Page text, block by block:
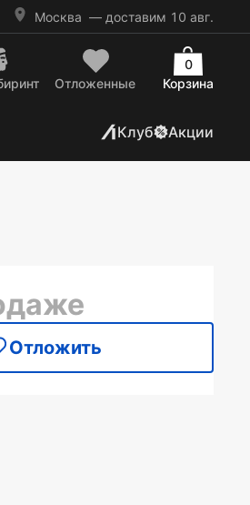
Москва — доставим 10 авг.
Отложенные Корзина
0
Клуб Акции
Отложить